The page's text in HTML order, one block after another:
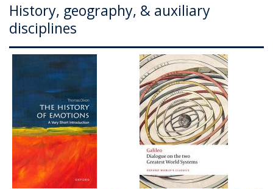
History, geography, & auxiliary
disciplines